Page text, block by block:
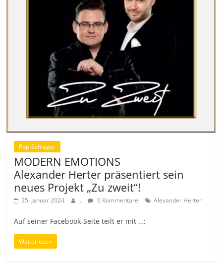
Pop-Schlager
MODERN EMOTIONS
Alexander Herter präsentiert sein
neues Projekt „Zu zweit“!
25. Januar 2024 . 0 Kommentare Alexander Herter
Auf seiner Facebook-Seite teilt er mit …:
Weiterlesen